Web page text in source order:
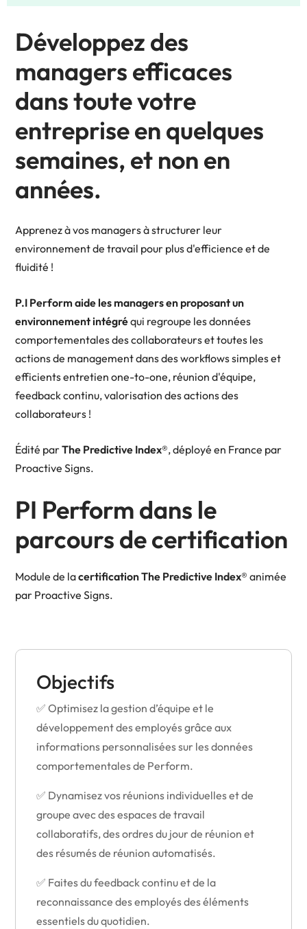
Développez des
managers efficaces
dans toute votre
entreprise en quelques
semaines, et non en
années.
Apprenez à vos managers à structurer leur
environnement de travail pour plus d'efficience et de
fluidité !
P.I Perform aide les managers en proposant un
environnement intégréqui regroupe les données
comportementales des collaborateurs et toutes les
actions de management dans des workflows simples et
efficients entretien one-to-one, réunion d'équipe,
feedback continu, valorisation des actions des
collaborateurs !
Édité parThe Predictive Index®, déployé en France par
Proactive Signs.
PI Perform dans le
parcours de certification
Module de lacertification The Predictive Index® animée
par Proactive Signs.
Objectifs
✅ Optimisez la gestion d’équipe et le
développement des employés grâce aux
informations personnalisées sur les données
comportementales de Perform.
✅ Dynamisez vos réunions individuelles et de
groupe avec des espaces de travail
collaboratifs, des ordres du jour de réunion et
des résumés de réunion automatisés.
✅ Faites du feedback continu et de la
reconnaissance des employés des éléments
essentiels du quotidien.